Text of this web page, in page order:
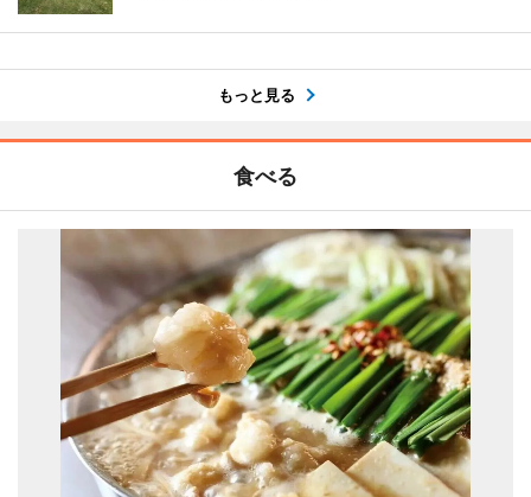
もっと見る
食べる